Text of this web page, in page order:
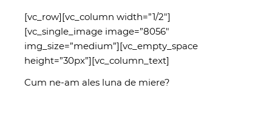
[vc_row][vc_column width=”1/2″]
[vc_single_image image=”8056″
img_size=”medium”][vc_empty_space
height=”30px”][vc_column_text]
Cum ne-am ales luna de miere?